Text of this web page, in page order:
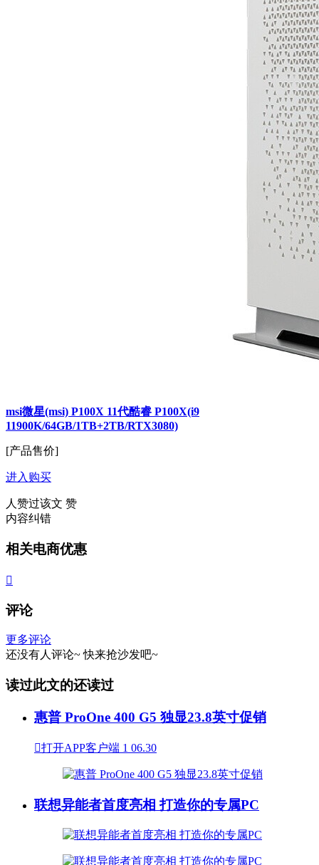
msi微星(msi) P100X 11代酷睿 P100X(i9
11900K/64GB/1TB+2TB/RTX3080)
[产品售价]
进入购买
人赞过该文 赞
内容纠错
相关电商优惠

评论
更多评论
还没有人评论~ 快来抢沙发吧~
读过此文的还读过
惠普 ProOne 400 G5 独显23.8英寸促销
打开APP客户端 1 06.30
联想异能者首度亮相 打造你的专属PC